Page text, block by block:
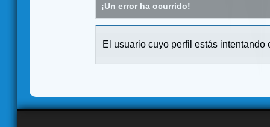
¡Un error ha ocurrido!
El usuario cuyo perfil estás intentando